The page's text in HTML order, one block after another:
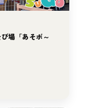
場「あそボ～